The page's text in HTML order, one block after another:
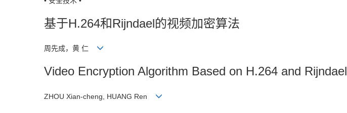
基于H.264和Rijndael的视频加密算法
周先成，黄 仁
Video Encryption Algorithm Based on H.264 and Rijndael
ZHOU Xian-cheng, HUANG Ren